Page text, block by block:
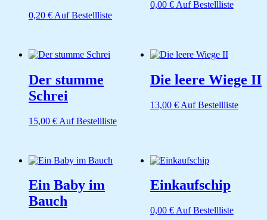
0,20 € Auf Bestellliste
0,00 € Auf Bestellliste
Der stumme
Schrei
15,00 € Auf Bestellliste
Die leere Wiege II
13,00 € Auf Bestellliste
Ein Baby im
Bauch
Einkaufschip
0,00 € Auf Bestellliste